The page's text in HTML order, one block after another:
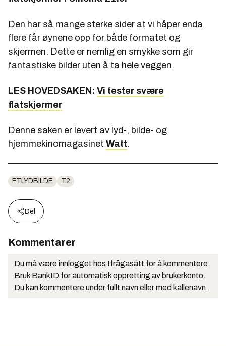
Den har så mange sterke sider at vi håper enda
flere får øynene opp for både formatet og
skjermen. Dette er nemlig en smykke som gir
fantastiske bilder uten å ta hele veggen.
LES HOVEDSAKEN: Vi tester svære
flatskjermer
Denne saken er levert av lyd-, bilde- og
hjemmekinomagasinet Watt.
FTLYDBILDE T2
Del
Kommentarer
Du må være innlogget hos Ifrågasätt for å kommentere.
Bruk BankID for automatisk oppretting av brukerkonto.
Du kan kommentere under fullt navn eller med kallenavn.